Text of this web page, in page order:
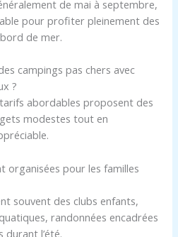
de mai à septembre,
pour profiter pleinement des
de mer.
campings pas chers avec
?
abordables proposent des
modestes tout en
organisées pour les familles
souvent des clubs enfants,
randonnées encadrées
l’été.